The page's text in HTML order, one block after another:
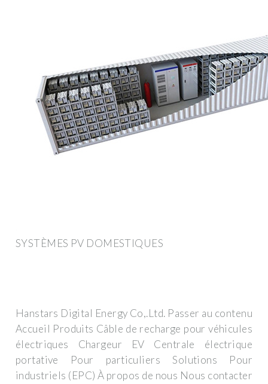
SYSTÈMES PV DOMESTIQUES
Hanstars Digital Energy Co,.Ltd. Passer au contenu
Accueil Produits Câble de recharge pour véhicules
électriques Chargeur EV Centrale électrique
portative Pour particuliers Solutions Pour
industriels (EPC) À propos de nous Nous contacter